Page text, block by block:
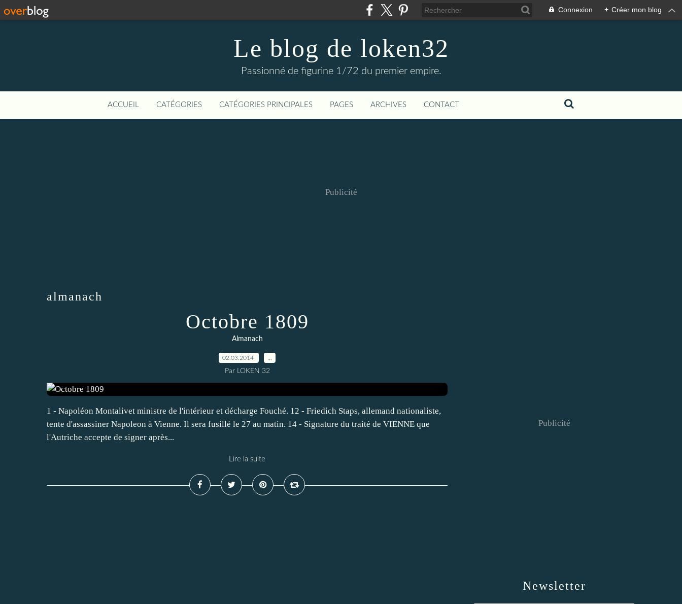
Connexion + Créer mon blog
Le blog de loken32
Passionné de figurine 1/72 du premier empire.
ACCUEIL CATÉGORIES CATÉGORIES PRINCIPALES PAGES ARCHIVES CONTACT
Publicité
almanach
Octobre 1809
Almanach
02.03.2014
Par LOKEN 32
1 - Napoléon Montalivet ministre de l'intérieur et décharge Fouché. 12 - Friedich Staps, allemand nationaliste,
tente d'assassiner Napoleon à Vienne. Il sera fusillé le 27 au matin. 14 - Signature du traité de VIENNE que
l'Autriche accepte de signer après...
Lire la suite
Newsletter
Publicité